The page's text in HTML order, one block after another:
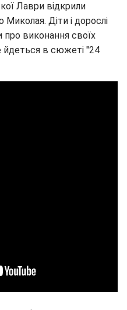
Лаври відкрили
Діти і дорослі
виконання своїх
йдеться в сюжеті "24